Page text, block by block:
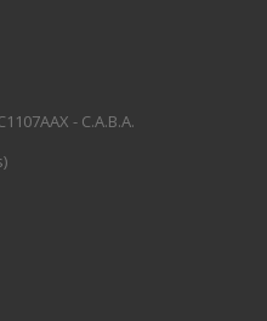
- C.A.B.A.